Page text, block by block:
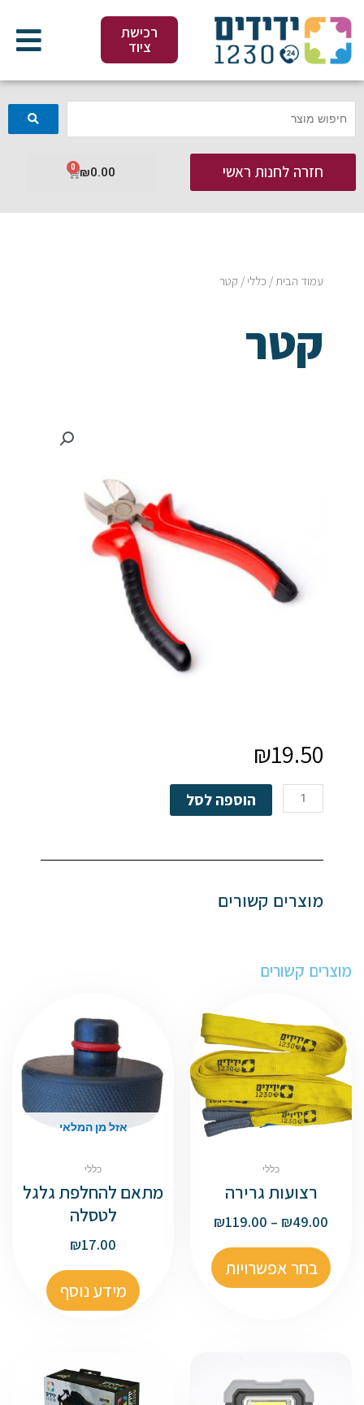
לתוכן
רכישת
ציוד
חזרה לחנות ראשי ₪0.00
0 עגלת
עמוד הבית / כללי / קטר
קטר
₪19.50
כמות
של
הוספה לסל
מוצרים קשורים
מוצרים קשורים
כללי
רצועות גרירה
₪49.00
–
₪119.00
בחר אפשרויות
אזל מן המלאי
כללי
מתאם להחלפת גלגל
לטסלה
₪17.00
מידע נוסף